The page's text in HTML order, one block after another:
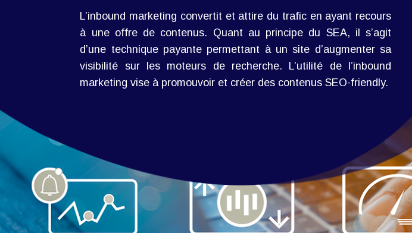
L’inbound marketing convertit et attire du trafic en ayant recours
à une offre de contenus. Quant au principe du SEA, il s’agit
d’une technique payante permettant à un site d’augmenter sa
visibilité sur les moteurs de recherche. L’utilité de l’inbound
marketing vise à promouvoir et créer des contenus SEO-friendly.